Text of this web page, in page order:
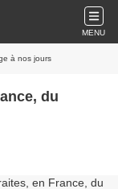
MENU
à nos jours
du